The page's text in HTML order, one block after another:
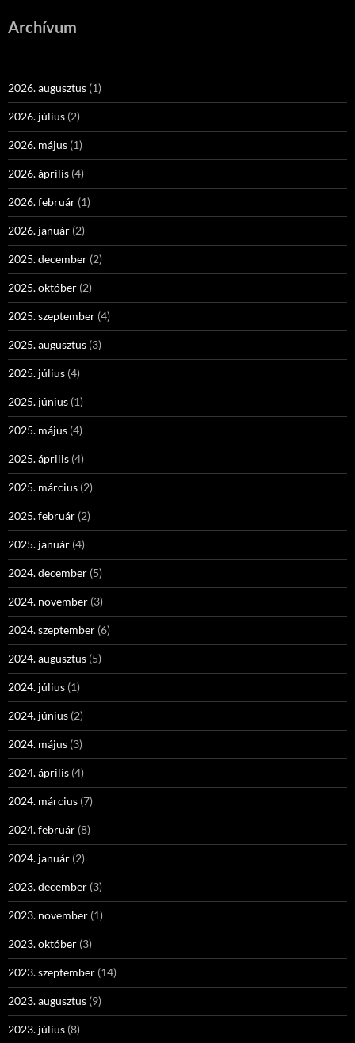
Archívum
2026. augusztus (1)
2026. július (2)
2026. május (1)
2026. április (4)
2026. február (1)
2026. január (2)
2025. december (2)
2025. október (2)
2025. szeptember (4)
2025. augusztus (3)
2025. július (4)
2025. június (1)
2025. május (4)
2025. április (4)
2025. március (2)
2025. február (2)
2025. január (4)
2024. december (5)
2024. november (3)
2024. szeptember (6)
2024. augusztus (5)
2024. július (1)
2024. június (2)
2024. május (3)
2024. április (4)
2024. március (7)
2024. február (8)
2024. január (2)
2023. december (3)
2023. november (1)
2023. október (3)
2023. szeptember (14)
2023. augusztus (9)
2023. július (8)